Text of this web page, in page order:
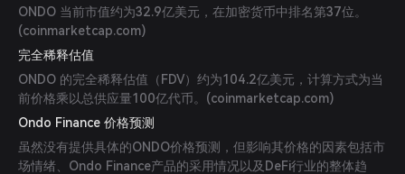
ONDO 当前市值约为32.9亿美元，在加密货币中排名第37位。
(coinmarketcap.com)
完全稀释估值
ONDO 的完全稀释估值（FDV）约为104.2亿美元，计算方式为当
前价格乘以总供应量100亿代币。(coinmarketcap.com)
Ondo Finance 价格预测
虽然没有提供具体的ONDO价格预测，但影响其价格的因素包括市
场情绪、Ondo Finance产品的采用情况以及DeFi行业的整体趋